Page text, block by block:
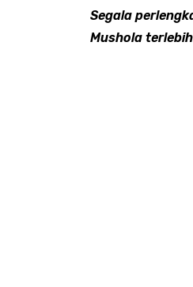
Segala
Mushola